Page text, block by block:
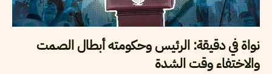
نواة في دقيقة: الرئيس وحكومته أبطال الصمت
والاختفاء وقت الشدة